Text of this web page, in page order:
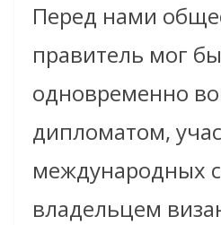
Перед нами
правитель мог
одновременно
дипломатом,
международных
владельцем